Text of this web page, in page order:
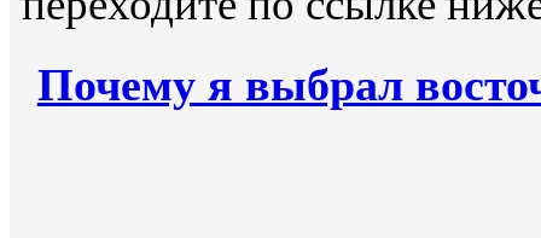
Почему я выбрал